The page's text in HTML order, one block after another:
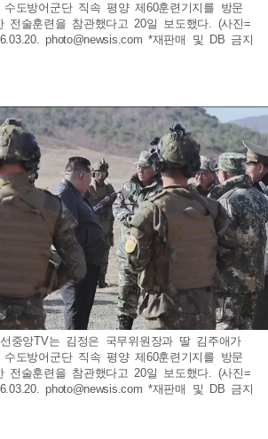
도방어군단 직속 평양 제60훈련기지를 방문
전술훈련을 참관했다고 20일 보도했다. (사진=
photo@newsis.com *재판매 및 DB 금지
중앙TV는 김정은 국무위원장과 딸 김주애가
도방어군단 직속 평양 제60훈련기지를 방문
전술훈련을 참관했다고 20일 보도했다. (사진=
photo@newsis.com *재판매 및 DB 금지